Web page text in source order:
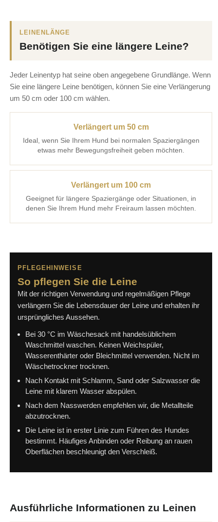
LEINENLÄNGE
Benötigen Sie eine längere Leine?
Jeder Leinentyp hat seine oben angegebene Grundlänge. Wenn
Sie eine längere Leine benötigen, können Sie eine Verlängerung
um 50 cm oder 100 cm wählen.
Verlängert um 50 cm
Ideal, wenn Sie Ihrem Hund bei normalen Spaziergängen
etwas mehr Bewegungsfreiheit geben möchten.
Verlängert um 100 cm
Geeignet für längere Spaziergänge oder Situationen, in
denen Sie Ihrem Hund mehr Freiraum lassen möchten.
PFLEGEHINWEISE
So pflegen Sie die Leine
Mit der richtigen Verwendung und regelmäßigen Pflege
verlängern Sie die Lebensdauer der Leine und erhalten ihr
ursprüngliches Aussehen.
Bei 30 °C im Wäschesack mit handelsüblichem
Waschmittel waschen. Keinen Weichspüler,
Wasserenthärter oder Bleichmittel verwenden. Nicht im
Wäschetrockner trocknen.
Nach Kontakt mit Schlamm, Sand oder Salzwasser die
Leine mit klarem Wasser abspülen.
Nach dem Nasswerden empfehlen wir, die Metallteile
abzutrocknen.
Die Leine ist in erster Linie zum Führen des Hundes
bestimmt. Häufiges Anbinden oder Reibung an rauen
Oberflächen beschleunigt den Verschleiß.
Ausführliche Informationen zu Leinen